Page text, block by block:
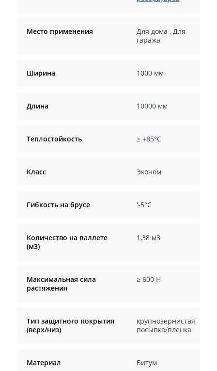
Место применения Для дома , Для
гаража
Ширина 1000 мм
Длина 10000 мм
Теплостойкость ≥ +85°C
Класс Эконом
Гибкость на брусе '-5°C
Количество на паллете
(м3)
1,38 м3
Максимальная сила
растяжения
≥ 600 Н
Тип защитного покрытия
(верх/низ)
крупнозернистая
посыпка/пленка
Материал Битум